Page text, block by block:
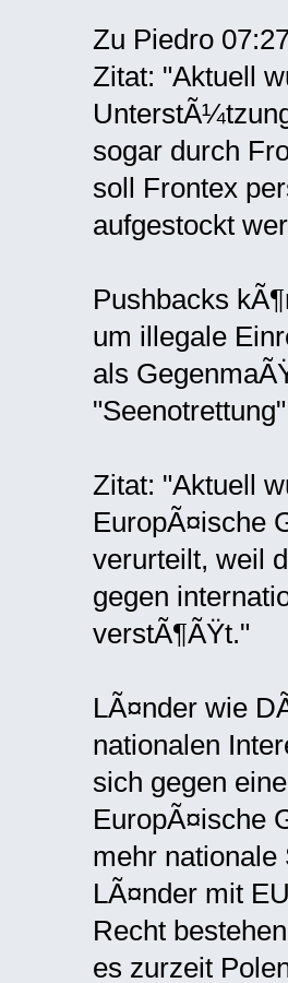
Zu Piedro
Zitat: "Aktuell
sogar durch
soll Frontex
aufgestockt
Pushbacks
um illegale
als
Zitat: "Aktuell
EuropÃ¤ische
verurteilt, weil
gegen
verstÃ¶ÃŸt."
LÃ¤nder wie
nationalen
sich gegen
EuropÃ¤ische
mehr nationale
LÃ¤nder mit
Recht
es zurzeit